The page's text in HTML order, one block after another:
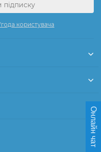
користувача
Онлайн чат